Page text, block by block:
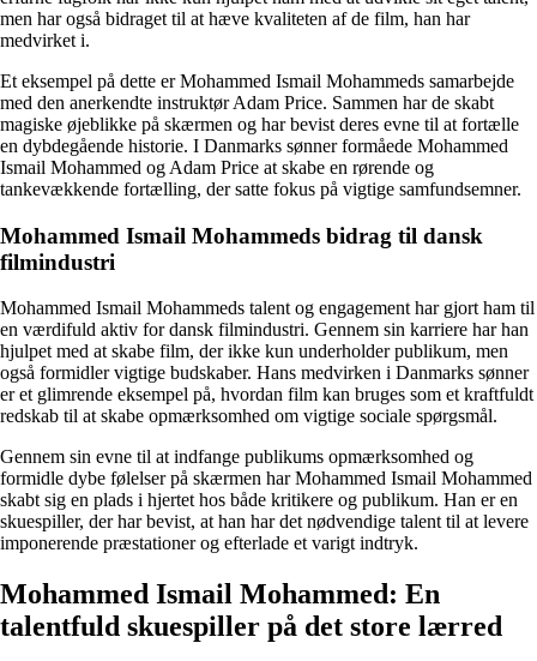
men har også bidraget til at hæve kvaliteten af de film, han har
medvirket i.
Et eksempel på dette er Mohammed Ismail Mohammeds samarbejde
med den anerkendte instruktør Adam Price. Sammen har de skabt
magiske øjeblikke på skærmen og har bevist deres evne til at fortælle
en dybdegående historie. I Danmarks sønner formåede Mohammed
Ismail Mohammed og Adam Price at skabe en rørende og
tankevækkende fortælling, der satte fokus på vigtige samfundsemner.
Mohammed Ismail Mohammeds bidrag til dansk
filmindustri
Mohammed Ismail Mohammeds talent og engagement har gjort ham til
en værdifuld aktiv for dansk filmindustri. Gennem sin karriere har han
hjulpet med at skabe film, der ikke kun underholder publikum, men
også formidler vigtige budskaber. Hans medvirken i Danmarks sønner
er et glimrende eksempel på, hvordan film kan bruges som et kraftfuldt
redskab til at skabe opmærksomhed om vigtige sociale spørgsmål.
Gennem sin evne til at indfange publikums opmærksomhed og
formidle dybe følelser på skærmen har Mohammed Ismail Mohammed
skabt sig en plads i hjertet hos både kritikere og publikum. Han er en
skuespiller, der har bevist, at han har det nødvendige talent til at levere
imponerende præstationer og efterlade et varigt indtryk.
Mohammed Ismail Mohammed: En
talentfuld skuespiller på det store lærred